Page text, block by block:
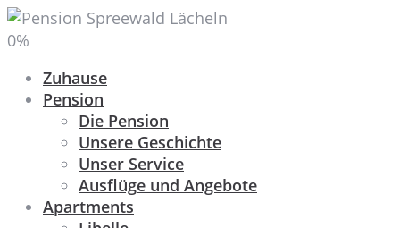
0%
Zuhause
Pension
Die Pension
Unsere Geschichte
Unser Service
Ausflüge und Angebote
Apartments